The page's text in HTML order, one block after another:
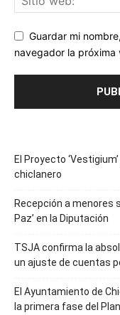
Guardar mi
navegador la próxima
El Proyecto
chiclanero
Recepción a menores
Paz’ en la Diputación
TSJA confirma la
un ajuste de cuentas
El Ayuntamiento de
la primera fase del